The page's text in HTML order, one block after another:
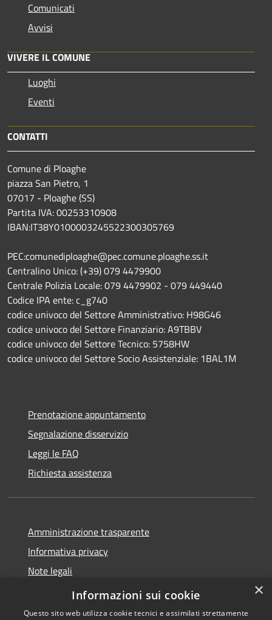
Comunicati
Avvisi
VIVERE IL COMUNE
Luoghi
Eventi
CONTATTI
Comune di Ploaghe
piazza San Pietro, 1
07017 - Ploaghe (SS)
Partita IVA: 00253310908
IBAN:IT38Y0100003245522300305769
PEC:comunediploaghe@pec.comune.ploaghe.ss.it
Centralino Unico: (+39) 079 4479900
Centrale Polizia Locale: 079 4479902 - 079 449440
Codice IPA ente: c_g740
codice univoco del Settore Amministrativo: H98G46
codice univoco del Settore Finanziario: A9TBBV
codice univoco del Settore Tecnico: 5758HW
codice univoco del Settore Socio Assistenziale: 1BAL1M
Prenotazione appuntamento
Segnalazione disservizio
Leggi le FAQ
Richiesta assistenza
Amministrazione trasparente
Informativa privacy
Note legali
Dichiarazione di accessibilità
×
Informazioni sui cookie
Questo sito web utilizza cookie tecnici e assimilati strettamente